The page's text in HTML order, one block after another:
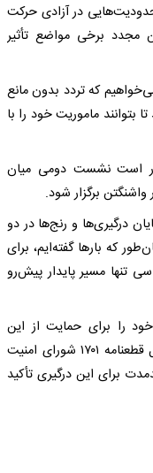
در آزادی حرکت
برخی مواضع تأثیر
که تردد بدون مانع
بتوانند ماموریت خود را با
است نشست دومی میان
واشنگتن برگزار شود.
درگیری‌ها و رنج‌ها در دو
که بارها گفته‌ایم، برای
تنها مسیر پایدار پیش‌رو
را برای حمایت از این
تلاش‌ها اعلام می‌کنیم و همچنان بر اجرای کامل قطعنامه ۱۷۰۱ شورای امنیت
برای این درگیری تأکید